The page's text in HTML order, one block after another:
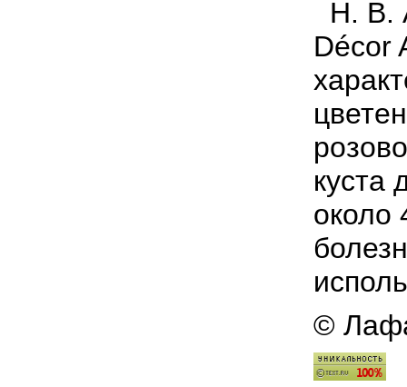
Н. В.
Décor
куста
около
©